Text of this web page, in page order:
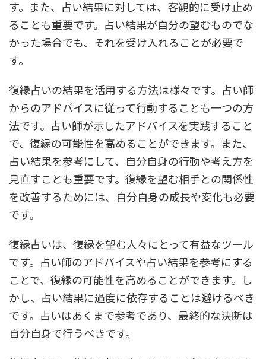
す。また、占い結果に対しては、客観的に受け止め
ることも重要です。占い結果が自分の望むものでな
かった場合でも、それを受け入れることが必要で
す。
復縁占いの結果を活用する方法は様々です。占い師
からのアドバイスに従って行動することも一つの方
法です。占い師が示したアドバイスを実践すること
で、復縁の可能性を高めることができます。また、
占い結果を参考にして、自分自身の行動や考え方を
見直すことも重要です。復縁を望む相手との関係性
を改善するためには、自分自身の成長や変化も必要
です。
復縁占いは、復縁を望む人々にとって有益なツール
です。占い師のアドバイスや占い結果を参考にする
ことで、復縁の可能性を高めることができます。し
かし、占い結果に過度に依存することは避けるべき
です。占いはあくまで参考であり、最終的な決断は
自分自身で行うべきです。